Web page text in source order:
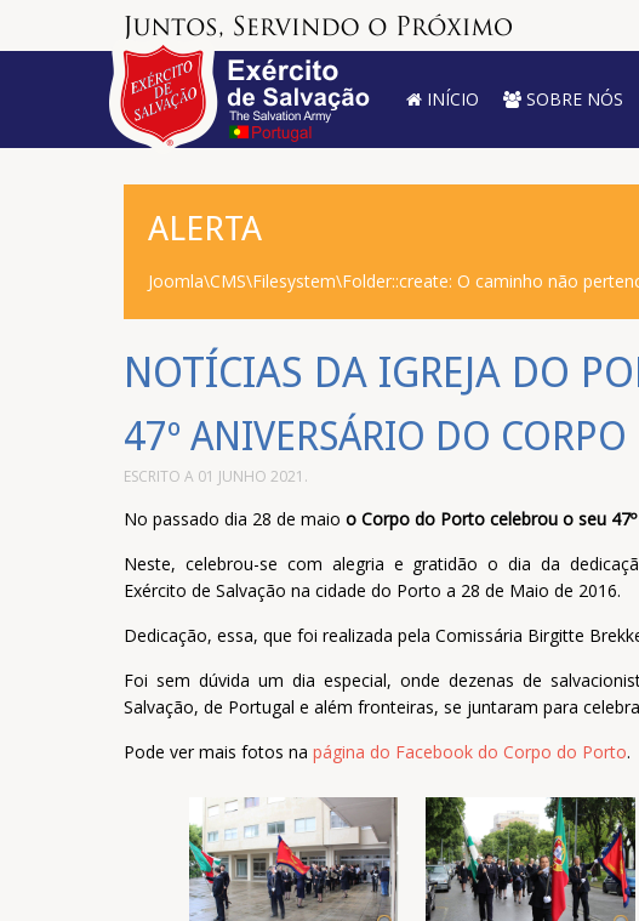
INÍCIO SOBRE NÓS
ALERTA
Joomla\CMS\Filesystem\Folder::create: O caminho não
NOTÍCIAS DA IGREJA DO
47º ANIVERSÁRIO DO
ESCRITO A 01 JUNHO 2021 .
No passado dia 28 de maio o Corpo do Porto celebrou o seu
Neste, celebrou-se com alegria e gratidão o dia da
Exército de Salvação na cidade do Porto a 28 de Maio de 2016.
Dedicação, essa, que foi realizada pela Comissária Birgitte
Foi sem dúvida um dia especial, onde dezenas de
Salvação, de Portugal e além fronteiras, se juntaram para
Pode ver mais fotos na página do Facebook do Corpo do Porto.